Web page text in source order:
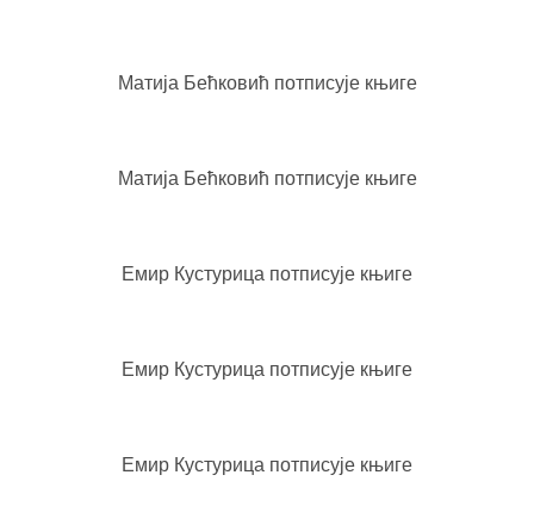
Матија Бећковић потписује књиге
Матија Бећковић потписује књиге
Eмир Кустурица потписује књиге
Eмир Кустурица потписује књиге
Eмир Кустурица потписује књиге